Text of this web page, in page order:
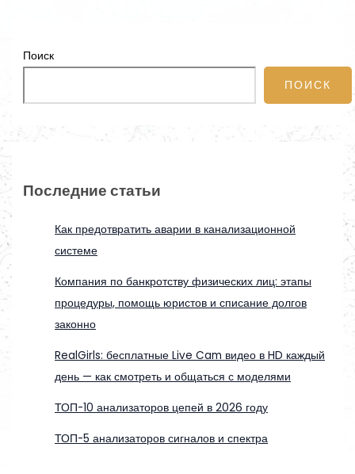
Поиск
ПОИСК
Последние статьи
Как предотвратить аварии в канализационной
системе
Компания по банкротству физических лиц: этапы
процедуры, помощь юристов и списание долгов
законно
RealGirls: бесплатные Live Cam видео в HD каждый
день — как смотреть и общаться с моделями
ТОП-10 анализаторов цепей в 2026 году
ТОП-5 анализаторов сигналов и спектра